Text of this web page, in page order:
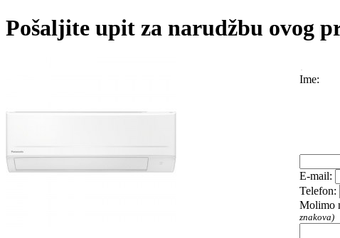
Pošaljite upit za narudžbu ovog
Ime:
E-mail:
Telefon:
Molimo
znakova)